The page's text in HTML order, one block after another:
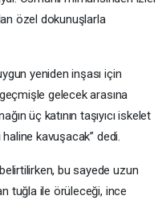
özel dokunuşlarla
yeniden inşası için
gelecek arasına
üç katının taşıyıcı iskelet
kavuşacak” dedi.
bu sayede uzun
tuğla ile örüleceği, ince